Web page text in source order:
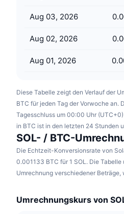
Ereigniskalender
Aug 03, 2026
Aug 02, 2026
Aug 01, 2026
Diese Tabelle zeigt den Verlauf der
BTC für jeden Tag der Vorwoche an.
Tagesschluss um 00:00 Uhr
in BTC ist in den letzten 24 Stunden
SOL- / BTC-
Die Echtzeit-Konversionsrate von
0.001133 BTC für 1 SOL. Die
Umrechnung verschiedener Beträge,
Umrechnungskurs von